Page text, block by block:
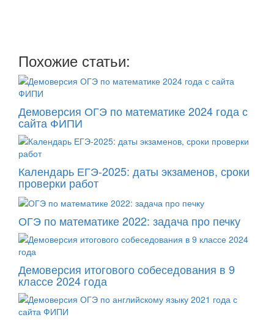
Похожие статьи:
Демоверсия ОГЭ по математике 2024 года с
сайта ФИПИ
Календарь ЕГЭ-2025: даты экзаменов, сроки
проверки работ
ОГЭ по математике 2022: задача про печку
Демоверсия итогового собеседования в 9
классе 2024 года